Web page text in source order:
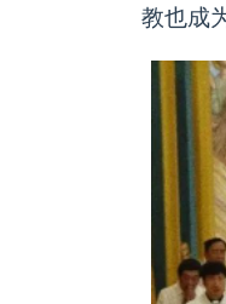
教也成